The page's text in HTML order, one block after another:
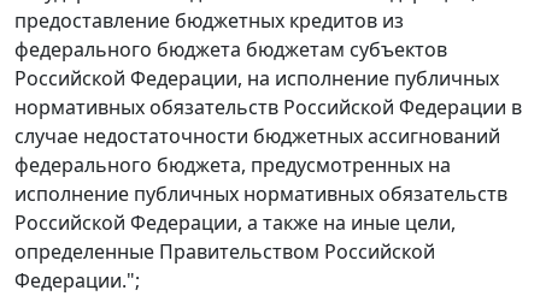
предоставление бюджетных кредитов из
федерального бюджета бюджетам субъектов
Российской Федерации, на исполнение публичных
нормативных обязательств Российской Федерации в
случае недостаточности бюджетных ассигнований
федерального бюджета, предусмотренных на
исполнение публичных нормативных обязательств
Российской Федерации, а также на иные цели,
определенные Правительством Российской
Федерации.";